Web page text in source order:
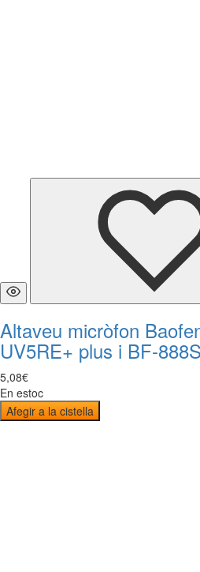
Altaveu micròfon
UV5RE+ plus i BF-888S
5,08€
En estoc
Afegir a la cistella